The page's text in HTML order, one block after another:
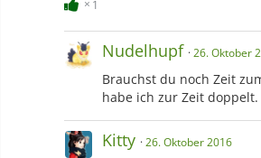
1
Nudelhupf 26. Oktober
Brauchst du noch Zeit
habe ich zur Zeit doppelt.
Kitty 26. Oktober 2016